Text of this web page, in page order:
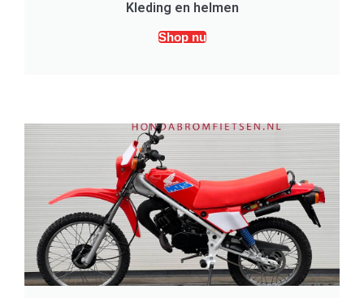
Kleding en helmen
Shop nu